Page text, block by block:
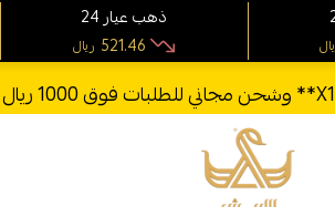
الأربش للذهب
24 ذهب عيار
ريال 521.46